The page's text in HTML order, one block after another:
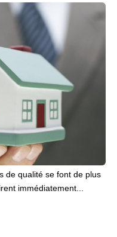
de qualité se font de plus
immédiatement...